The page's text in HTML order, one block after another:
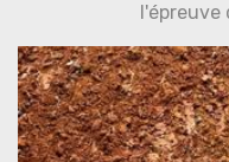
l'épreuve